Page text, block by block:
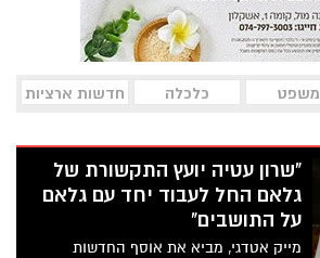
משפט כלכלה חדשות ארציות
"שרון עטיה יועץ התקשורת של
גלאם החל לעבוד יחד עם גלאם
על התושבים"
מייק אטדגי, מביא את אוסף החדשות